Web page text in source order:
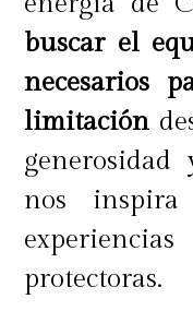
poco más
inteligencia
bienestar
por otra
reordenar,
buscar el
necesarios
limitación
nos
protectoras.